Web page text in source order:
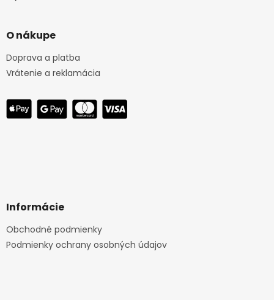
O nákupe
Doprava a platba
Vrátenie a reklamácia
Informácie
Obchodné podmienky
Podmienky ochrany osobných údajov